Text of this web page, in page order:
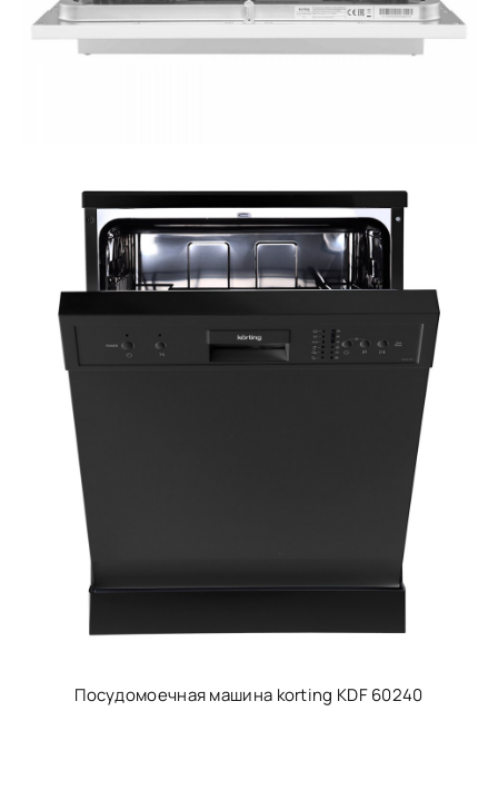
Посудомоечная машина korting KDF 60240